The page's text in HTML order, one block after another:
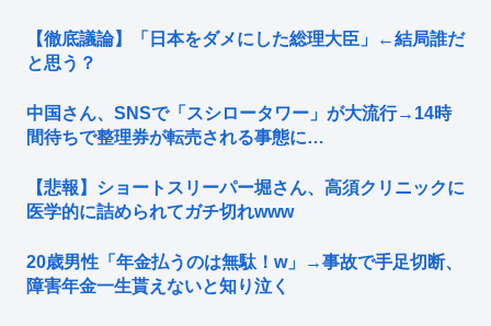
【徹底議論】「日本をダメにした総理大臣」←結局誰だ
と思う？
中国さん、SNSで「スシロータワー」が大流行→14時
間待ちで整理券が転売される事態に…
【悲報】ショートスリーパー堀さん、高須クリニックに
医学的に詰められてガチ切れwww
20歳男性「年金払うのは無駄！w」→事故で手足切断、
障害年金一生貰えないと知り泣く